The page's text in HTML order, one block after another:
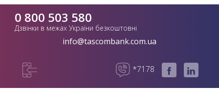
0 800 503 580
Дзвінки в межах України безкоштовні
info@tascombank.com.ua
*7178